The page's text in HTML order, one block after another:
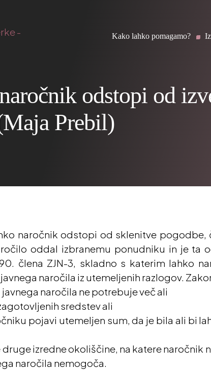
Kako lahko pomagamo?
odstopi od
Prebil)
naročnik odstopi od sklenitve
oddal izbranemu ponudniku in je ta
člena ZJN-3, skladno s katerim lahko
naročila iz utemeljenih razlogov.
naročila ne potrebuje več ali
sredstev ali
pojavi utemeljen sum, da je bila ali bi
druge izredne okoliščine, na katere
naročila nemogoča.